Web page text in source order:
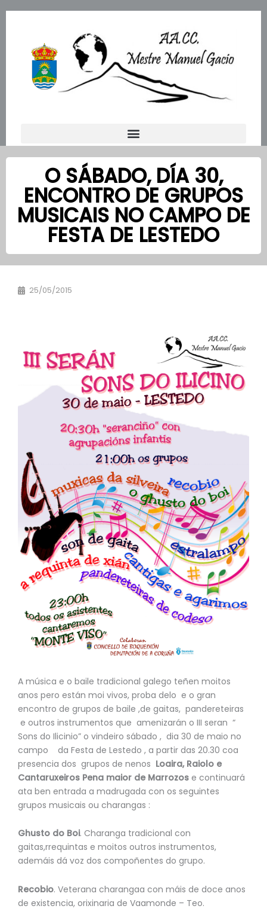
O SÁBADO, DÍA 30,
ENCONTRO DE GRUPOS
MUSICAIS NO CAMPO DE
FESTA DE LESTEDO
25/05/2015
A música e o baile tradicional galego teñen moitos
anos pero están moi vivos, proba delo e o gran
encontro de grupos de baile ,de gaitas, pandereteiras
e outros instrumentos que amenizarán o III seran “
Sons do Ilicinio” o vindeiro sábado , dia 30 de maio no
campo da Festa de Lestedo , a partir das 20.30 coa
presencia dos grupos de nenos Loaira, Raiolo e
Cantaruxeiros Pena maior de Marrozos e continuará
ata ben entrada a madrugada con os seguintes
grupos musicais ou charangas :
Ghusto do Boi. Charanga tradicional con
gaitas,rrequintas e moitos outros instrumentos,
ademáis dá voz dos compoñentes do grupo.
Recobio. Veterana charangaa con máis de doce anos
de existencia, orixinaria de Vaamonde – Teo.